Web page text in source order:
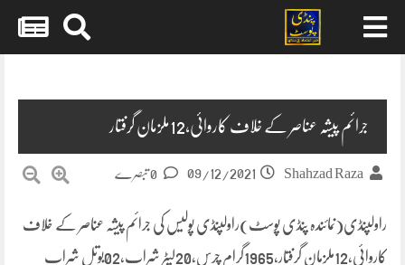
جرائم پیشہ عناصر کے خلاف کاروائی،12ملزمان گرفتار
Shahzad Raza
09/12/2021
راولپنڈی(نمائندہ پنڈی پوسٹ)راولپنڈی پولیس کی جرائم پیشہ عناصر کے خلاف
کاروائی،12ملزمان گرفتار،1965گرام چرس،20لیٹر شراب،02بوتل شراب